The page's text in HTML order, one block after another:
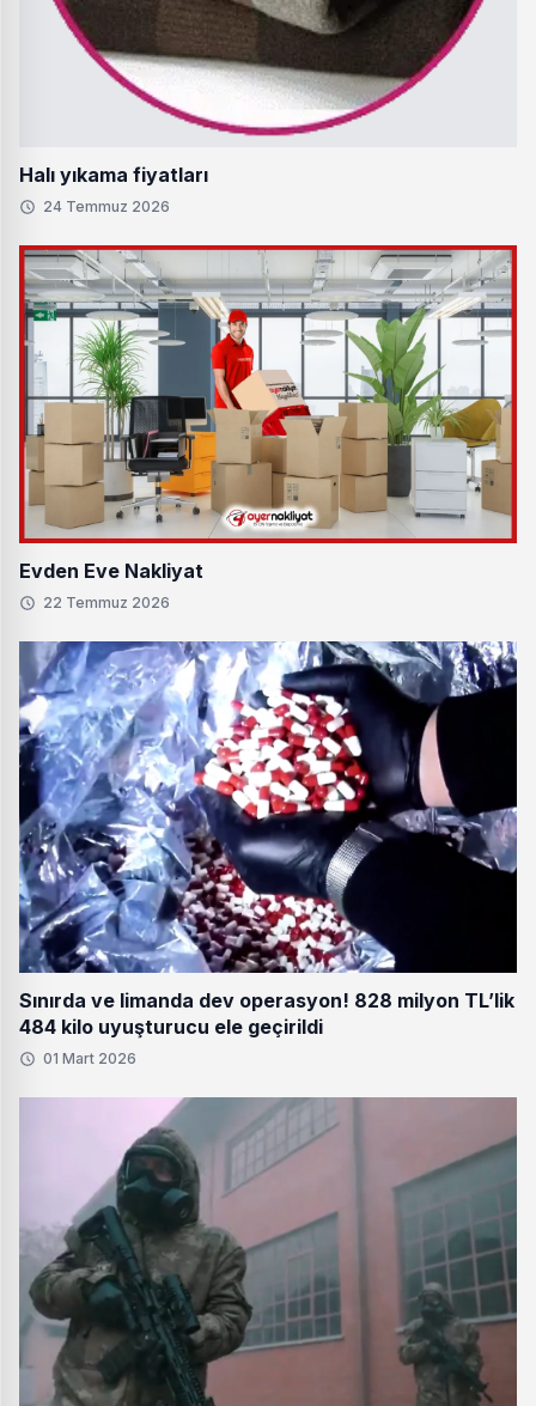
Halı yıkama fiyatları
24 Temmuz 2026
Evden Eve Nakliyat
22 Temmuz 2026
Sınırda ve limanda dev operasyon! 828 milyon TL’lik
484 kilo uyuşturucu ele geçirildi
01 Mart 2026